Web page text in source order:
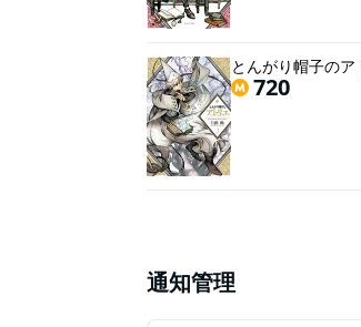
とんがり帽子のア
720
通知管理